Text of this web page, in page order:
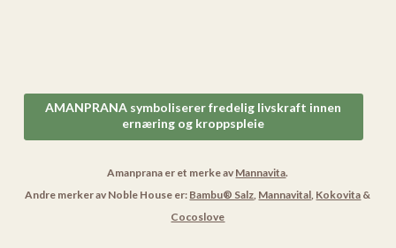
AMANPRANA symboliserer fredelig livskraft innen
ernæring og kroppspleie
Amanprana er et merke av Mannavita.
Andre merker av Noble House er: Bambu® Salz Mannavital Kokovita &
Cocoslove